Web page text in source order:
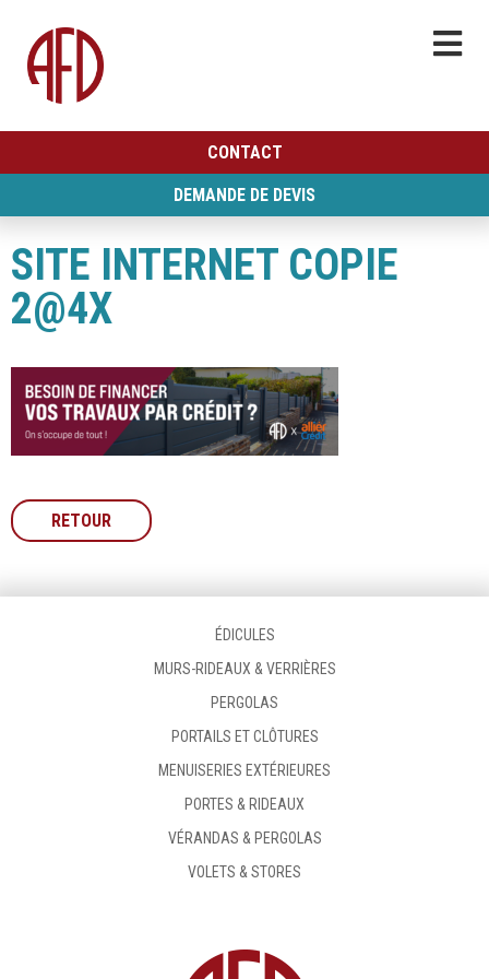
CONTACT
DEMANDE DE DEVIS
SITE INTERNET COPIE
2@4X
RETOUR
ÉDICULES
MURS-RIDEAUX & VERRIÈRES
PERGOLAS
PORTAILS ET CLÔTURES
MENUISERIES EXTÉRIEURES
PORTES & RIDEAUX
VÉRANDAS & PERGOLAS
VOLETS & STORES